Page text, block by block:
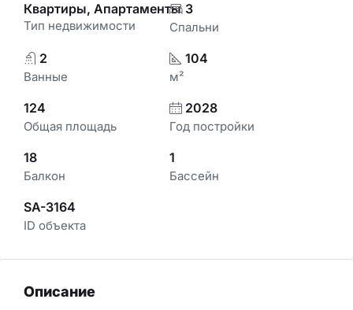
Квартиры, Апартаменты
Тип недвижимости
3
Спальни
2
Ванные
104
м²
124
Общая площадь
2028
Год постройки
18
Балкон
1
Бассейн
SA-3164
ID объекта
Описание